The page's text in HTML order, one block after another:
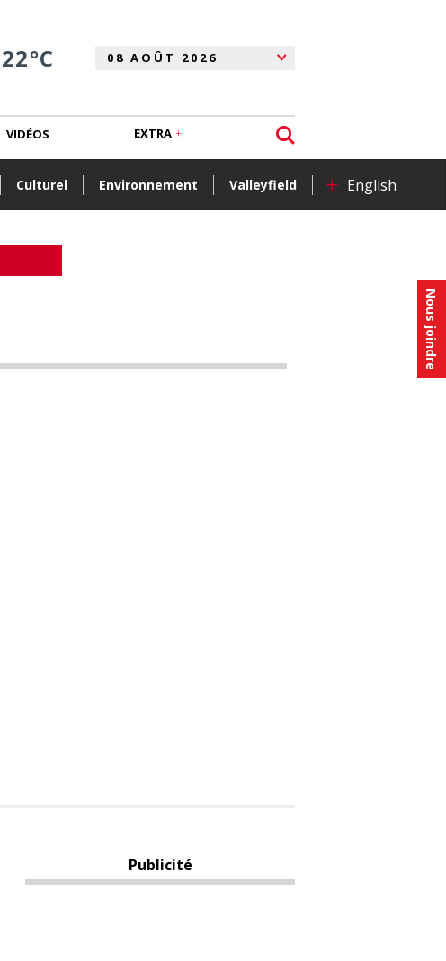
Nous joindre
22°C
Culturel Environnement Valleyfield + English
VIDÉOS EXTRA
Publicité